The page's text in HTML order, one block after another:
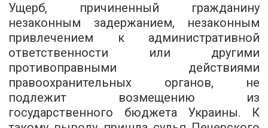
Ущерб, причиненный гражданину
незаконным задержанием, незаконным
привлечением к административной
ответственности или другими
противоправными действиями
правоохранительных органов, не
подлежит возмещению из
государственного бюджета Украины. К